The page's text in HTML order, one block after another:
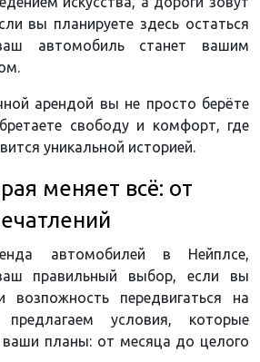
вы планируете здесь остаться
автомобиль станет вашим
арендой вы не просто берёте
свободу и комфорт, где
уникальной историей.
меняет всё: от
автомобилей в Нейплсе,
правильный выбор, если вы
передвигаться на
условия, которые
планы: от месяца до целого